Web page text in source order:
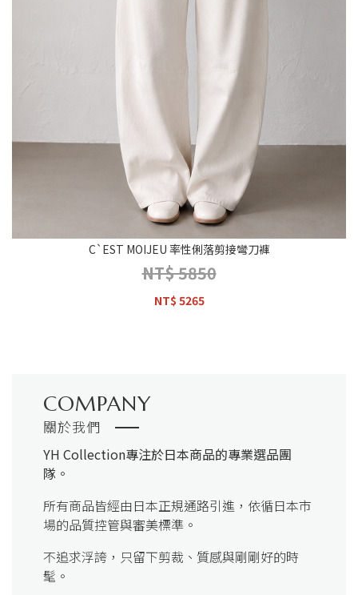
C`EST MOIJEU 率性俐落剪接彎刀褲
NT$ 5850
NT$ 5265
COMPANY
關於我們
YH Collection專注於日本商品的專業選品團
隊。
所有商品皆經由日本正規通路引進，依循日本市
場的品質控管與審美標準。
不追求浮誇，只留下剪裁、質感與剛剛好的時
髦。